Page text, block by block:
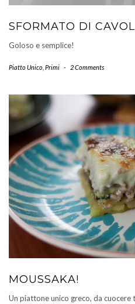
SFORMATO DI
Goloso e semplice!
Piatto Unico Primi - 2 Comments
MOUSSAKA!
Un piattone unico greco, da